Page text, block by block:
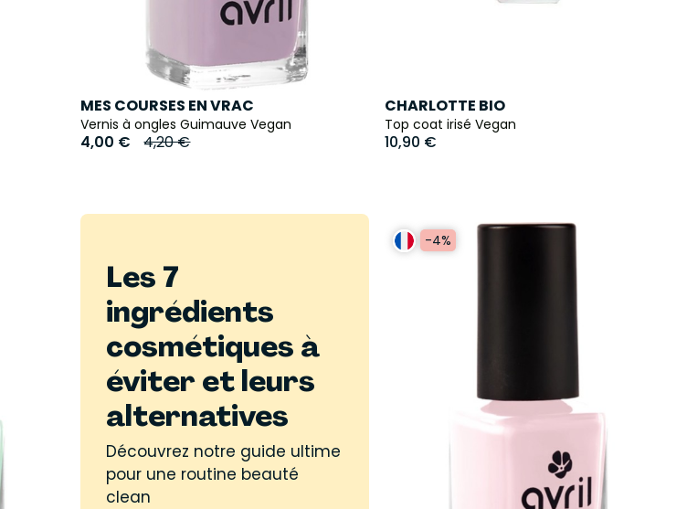
MES COURSES EN VRAC
Vernis à ongles Guimauve Vegan
4,00 € 4,20 €
CHARLOTTE BIO
Top coat irisé Vegan
10,90 €
Les 7
ingrédients
cosmétiques à
éviter et leurs
alternatives
Découvrez notre guide ultime
pour une routine beauté
clean
-4%